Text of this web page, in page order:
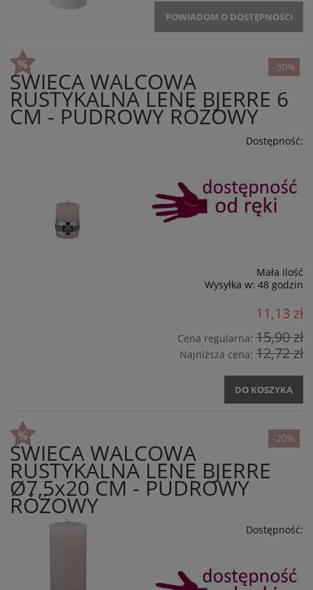
POWIADOM O DOSTĘPNOŚCI
ŚWIECA WALCOWA
RUSTYKALNA LENE BJERRE 6
CM - PUDROWY RÓŻOWY
Dostępność:
Mała ilość
Wysyłka w: 48 godzin
11,13 zł
Cena regularna: 15,90 zł
Najniższa cena: 12,72 zł
DO KOSZYKA
-30%
ŚWIECA WALCOWA
RUSTYKALNA LENE BJERRE
Ø7,5x20 CM - PUDROWY
RÓŻOWY
Dostępność:
-20%